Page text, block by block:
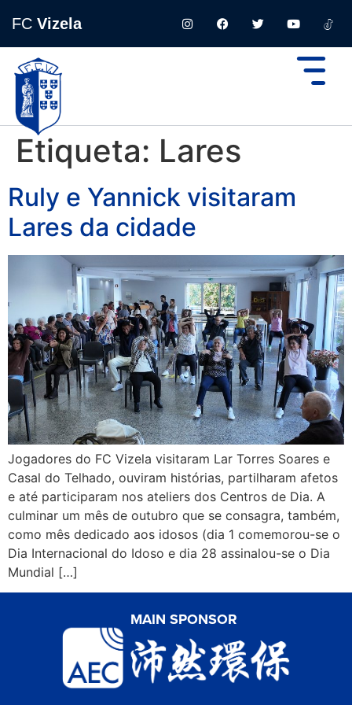
FC Vizela
Etiqueta: Lares
Ruly e Yannick visitaram
Lares da cidade
Jogadores do FC Vizela visitaram Lar Torres Soares e
Casal do Telhado, ouviram histórias, partilharam afetos
e até participaram nos ateliers dos Centros de Dia. A
culminar um mês de outubro que se consagra, também,
como mês dedicado aos idosos (dia 1 comemorou-se o
Dia Internacional do Idoso e dia 28 assinalou-se o Dia
Mundial […]
MAIN SPONSOR